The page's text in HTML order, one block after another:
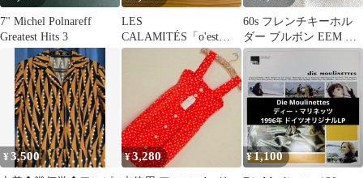
7" Michel Polnareff
Greatest Hits 3
LES
CALAMITÉS「o'est
complet」 ●ネオアコ
大名曲3曲！
60s フレンチキーホル
ダー ブルボン EEM 人
魚 ルフォールオプノ
¥3,500 ¥3,280 ¥1,100